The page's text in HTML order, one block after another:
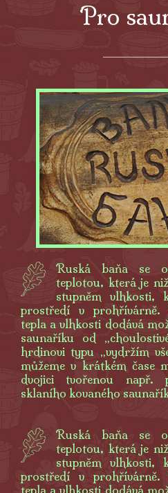
Pro
Ruská baňa se
teplotou, která je
stupněm vlhkosti,
prostředí v prohřívárně.
tepla a vlhkosti dodává
saunaříku od
hrdinovi typu „vydržím
můžeme v krátkém čase
dvojici tvořenou např.
sklaního kovaného
Ruská baňa se
teplotou, která je
stupněm vlhkosti,
prostředí v prohřívárně.
tepla a vlhkosti dodává